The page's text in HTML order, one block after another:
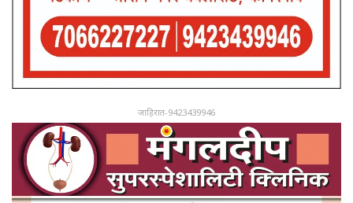
जाहिरात-9423439946